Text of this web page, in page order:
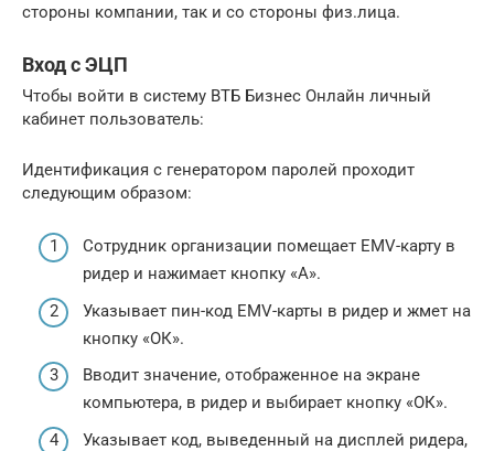
стороны компании, так и со стороны физ.лица.
Вход с ЭЦП
Чтобы войти в систему ВТБ Бизнес Онлайн личный
кабинет пользователь:
Идентификация с генератором паролей проходит
следующим образом:
Сотрудник организации помещает EMV-карту в
ридер и нажимает кнопку «А».
Указывает пин-код EMV-карты в ридер и жмет на
кнопку «ОК».
Вводит значение, отображенное на экране
компьютера, в ридер и выбирает кнопку «ОК».
Указывает код, выведенный на дисплей ридера,